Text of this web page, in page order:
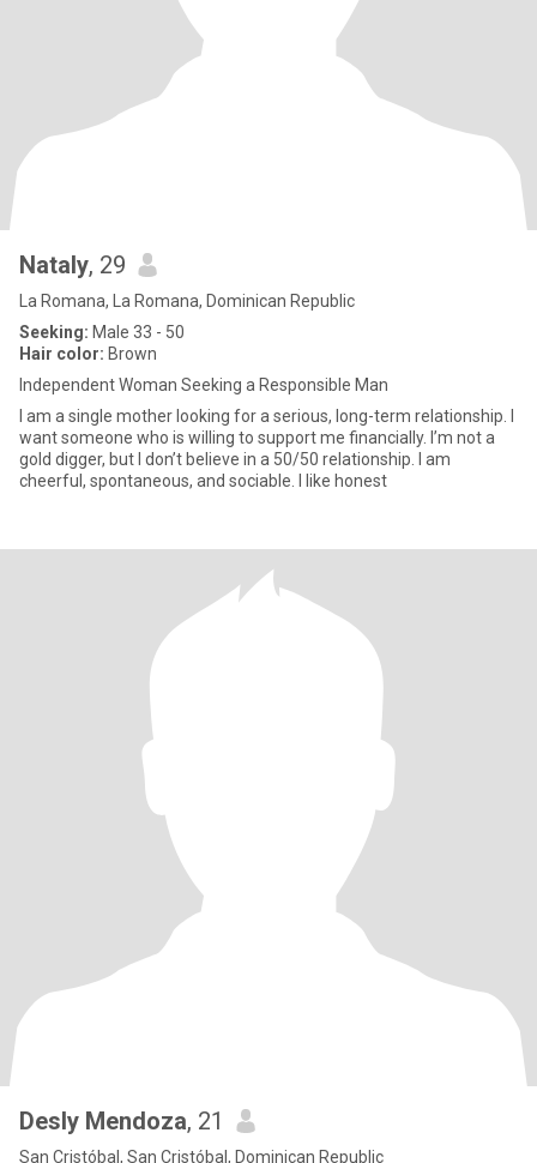
Nataly, 29
La Romana, La Romana, Dominican Republic
Seeking: Male 33 - 50
Hair color: Brown
Independent Woman Seeking a Responsible Man
I am a single mother looking for a serious, long-term relationship. I
want someone who is willing to support me financially. I’m not a
gold digger, but I don’t believe in a 50/50 relationship. I am
cheerful, spontaneous, and sociable. I like honest
Desly Mendoza, 21
San Cristóbal, San Cristóbal, Dominican Republic